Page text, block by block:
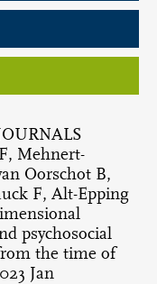
Mehnert-
Oorschot B,
F, Alt-Epping
psychosocial
the time of
Jan